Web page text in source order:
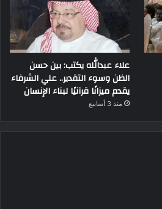
علاء عبدالله يكتب: بين حسن
الظن وسوء التقدير.. علي الشرفاء
يقدم ميزانًا قرآنيًا لبناء الإنسان
منذ 3 أسابيع